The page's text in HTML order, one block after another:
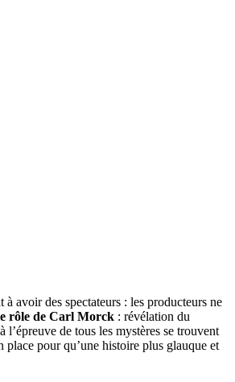
avoir des spectateurs : les producteurs ne
rôle de Carl Morck : révélation du
l’épreuve de tous les mystères se trouvent
place pour qu’une histoire plus glauque et